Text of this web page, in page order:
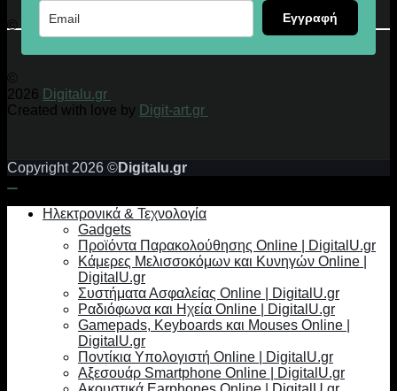
Εγγραφή
© 2026 Digitalu.gr
©
2026 Digitalu.gr
Created with love by Digit-art.gr
Copyright 2026 ©Digitalu.gr
Ηλεκτρονικά & Τεχνολογία
Gadgets
Προϊόντα Παρακολούθησης Online | DigitalU.gr
Κάμερες Μελισσοκόμων και Κυνηγών Online |
DigitalU.gr
Συστήματα Ασφαλείας Online | DigitalU.gr
Ραδιόφωνα και Ηχεία Online | DigitalU.gr
Gamepads, Keyboards και Mouses Online |
DigitalU.gr
Ποντίκια Υπολογιστή Online | DigitalU.gr
Αξεσουάρ Smartphone Online | DigitalU.gr